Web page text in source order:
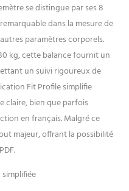
mais aussi l'IMC, la
graisseuse, la masse
l'eau corporelle,
osseuse, les
la graisse
le métabolisme
la masse
squelettique, la
sous-cutanée, la
maigre, l'âge
etc 7 données
: Cette balance
est équipée d'un
se distingue par ses 8
dans la mesure de
paramètres corporels.
kg, cette balance fournit un
un suivi rigoureux de
Fit Profile simplifie
claire, bien que parfois
en français. Malgré ce
majeur, offrant la possibilité